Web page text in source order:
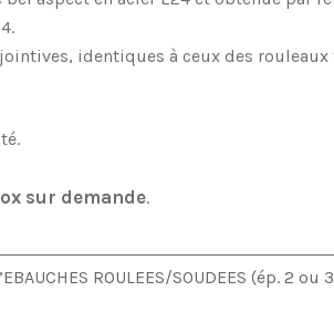
identiques à ceux des rouleaux
sur demande.
ROULEES/SOUDEES